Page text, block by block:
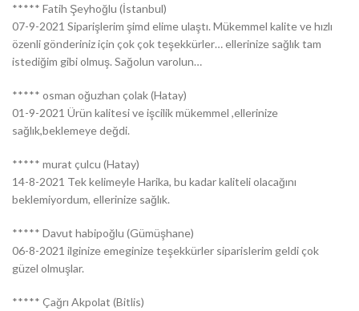
***** Fatih Şeyhoğlu (İstanbul)
07-9-2021 Siparişlerim şimd elime ulaştı. Mükemmel kalite ve hızlı
özenli gönderiniz için çok çok teşekkürler… ellerinize sağlık tam
istediğim gibi olmuş. Sağolun varolun…
***** osman oğuzhan çolak (Hatay)
01-9-2021 Ürün kalitesi ve işcilik mükemmel ,ellerinize
sağlık,beklemeye değdi.
***** murat çulcu (Hatay)
14-8-2021 Tek kelimeyle Harika, bu kadar kaliteli olacağını
beklemiyordum, ellerinize sağlık.
***** Davut habipoğlu (Gümüşhane)
06-8-2021 ilginize emeginize teşekkürler siparislerim geldi çok
güzel olmuşlar.
***** Çağrı Akpolat (Bitlis)